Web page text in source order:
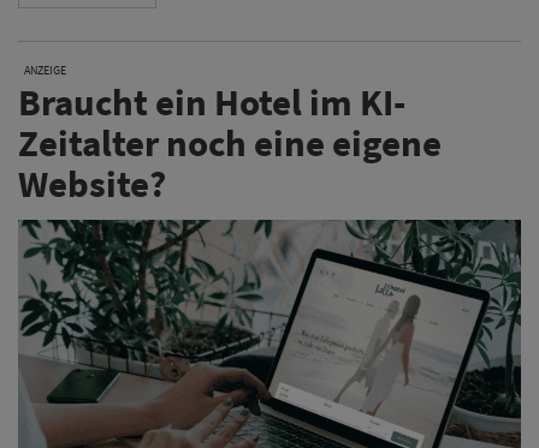
ANZEIGE
Braucht ein Hotel im KI-
Zeitalter noch eine eigene
Website?